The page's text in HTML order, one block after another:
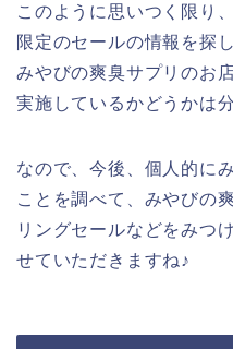
このように思いつく限り
限定のセールの情報を探
みやびの爽臭サプリのお
実施しているかどうかは
なので、今後、個人的に
ことを調べて、みやびの
リングセールなどをみつ
せていただきますね♪